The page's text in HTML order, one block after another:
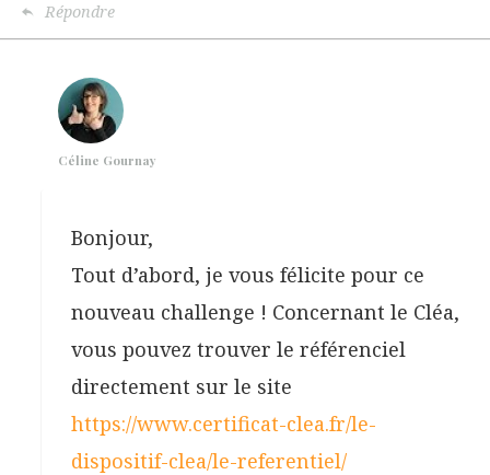
Répondre
Céline Gournay
Bonjour,
Tout d’abord, je vous félicite pour ce
nouveau challenge ! Concernant le Cléa,
vous pouvez trouver le référenciel
directement sur le site
https://www.certificat-clea.fr/le-
dispositif-clea/le-referentiel/